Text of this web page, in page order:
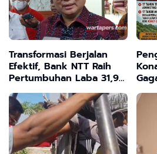
Transformasi Berjalan
Efektif, Bank NTT Raih
Pertumbuhan Laba 31,94
Persen
Tak